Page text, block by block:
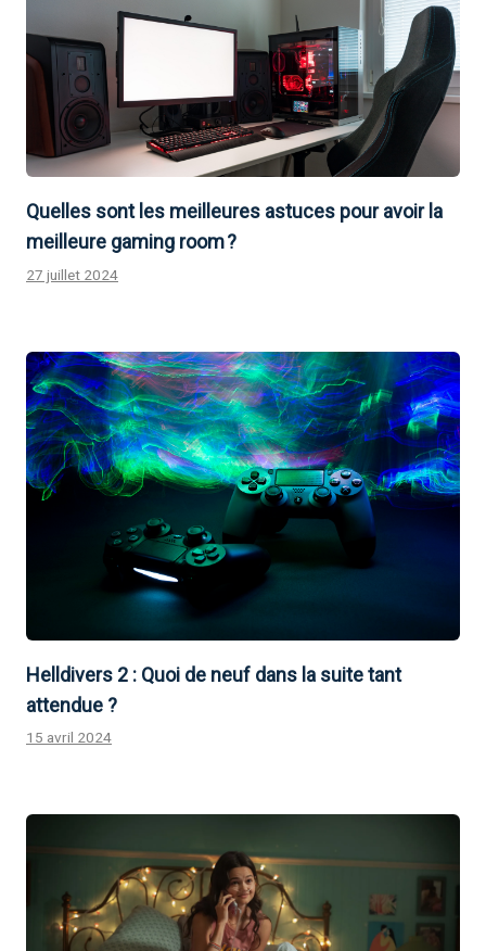
Quelles sont les meilleures astuces pour avoir la
meilleure gaming room ?
27 juillet 2024
Helldivers 2 : Quoi de neuf dans la suite tant
attendue ?
15 avril 2024